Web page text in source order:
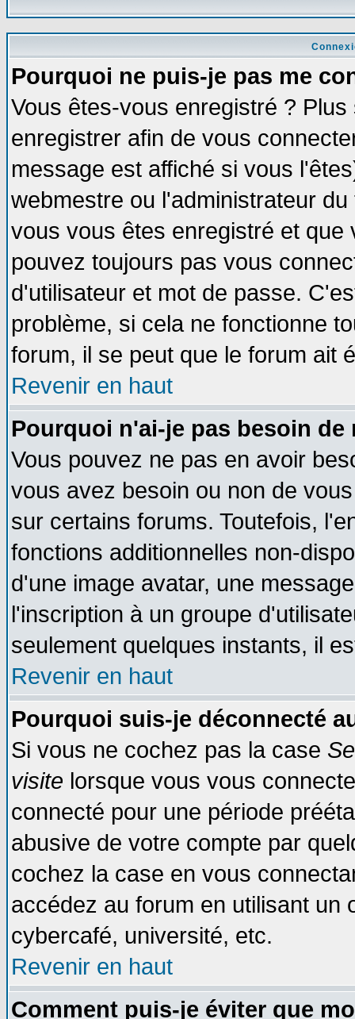
Pourquoi ne puis-je pas me
Vous êtes-vous enregistré ?
enregistrer afin de vous
message est affiché si vous
webmestre ou l'administrateur
vous vous êtes enregistré et
pouvez toujours pas vous
d'utilisateur et mot de passe.
problème, si cela ne fonctionne
forum, il se peut que le forum ait
Revenir en haut
Pourquoi n'ai-je pas besoin de
Vous pouvez ne pas en avoir
vous avez besoin ou non de
sur certains forums. Toutefois,
fonctions additionnelles non-
d'une image avatar, une
l'inscription à un groupe
seulement quelques instants, il
Revenir en haut
Pourquoi suis-je déconnecté
Si vous ne cochez pas la case
visite lorsque vous vous
connecté pour une période
abusive de votre compte par
cochez la case en vous
accédez au forum en utilisant un
cybercafé, université, etc.
Revenir en haut
Comment puis-je éviter que